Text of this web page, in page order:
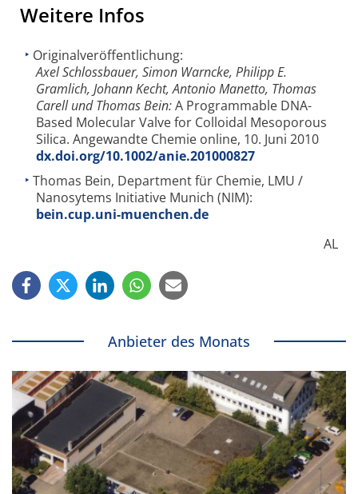
Weitere Infos
Originalveröffentlichung:
Axel Schlossbauer, Simon Warncke, Philipp E.
Gramlich, Johann Kecht, Antonio Manetto, Thomas
Carell und Thomas Bein:A Programmable DNA-
Based Molecular Valve for Colloidal Mesoporous
Silica. Angewandte Chemie online, 10. Juni 2010
dx.doi.org/10.1002/anie.201000827
Thomas Bein, Department für Chemie, LMU /
Nanosytems Initiative Munich (NIM):
bein.cup.uni-muenchen.de
AL
Anbieter des Monats